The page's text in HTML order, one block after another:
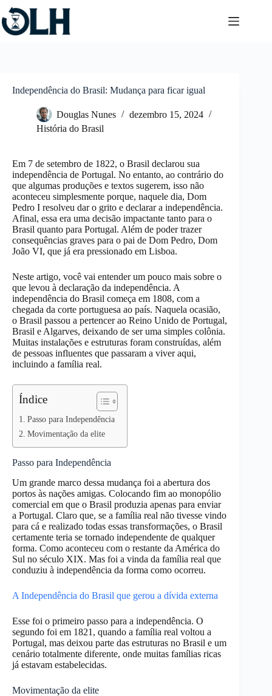
Pular
para
o
conteúdo
Independência do Brasil: Mudança para ficar igual
Douglas Nunes
dezembro 15, 2024
História do Brasil
Em 7 de setembro de 1822, o Brasil declarou sua
independência de Portugal. No entanto, ao contrário do
que algumas produções e textos sugerem, isso não
aconteceu simplesmente porque, naquele dia, Dom
Pedro I resolveu dar o grito e declarar a independência.
Afinal, essa era uma decisão impactante tanto para o
Brasil quanto para Portugal. Além de poder trazer
consequências graves para o pai de Dom Pedro, Dom
João VI, que já era pressionado em Lisboa.
Neste artigo, você vai entender um pouco mais sobre o
que levou à declaração da independência. A
independência do Brasil começa em 1808, com a
chegada da corte portuguesa ao país. Naquela ocasião,
o Brasil passou a pertencer ao Reino Unido de Portugal,
Brasil e Algarves, deixando de ser uma simples colônia.
Muitas instalações e estruturas foram construídas, além
de pessoas influentes que passaram a viver aqui,
incluindo a família real.
Índice
Passo para Independência
Movimentação da elite
Passo para Independência
Um grande marco dessa mudança foi a abertura dos
portos às nações amigas. Colocando fim ao monopólio
comercial em que o Brasil produzia apenas para enviar
a Portugal. Claro que, se a família real não tivesse vindo
para cá e realizado todas essas transformações, o Brasil
certamente teria se tornado independente de qualquer
forma. Como aconteceu com o restante da América do
Sul no século XIX. Mas foi a vinda da família real que
conduziu à independência da forma como ocorreu.
A Independência do Brasil que gerou a dívida externa
Esse foi o primeiro passo para a independência. O
segundo foi em 1821, quando a família real voltou a
Portugal, mas deixou parte das estruturas no Brasil e um
cenário totalmente diferente, onde muitas famílias ricas
já estavam estabelecidas.
Movimentação da elite